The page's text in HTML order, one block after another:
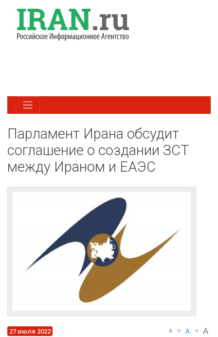
Парламент Ирана обсудит
соглашение о создании ЗСТ
между Ираном и ЕАЭС
27 июля 2022 A A A